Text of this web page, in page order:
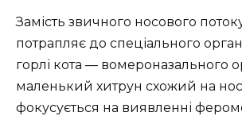
Замість звичного носового
потрапляє до спеціального
горлі кота — вомероназального
маленький хитрун схожий на
фокусується на виявленні